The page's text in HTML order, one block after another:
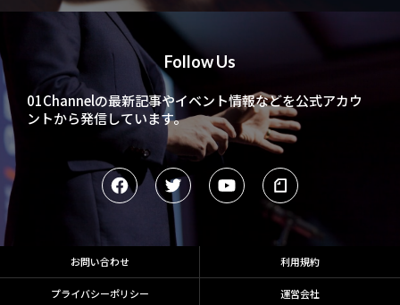
Follow Us
01Channelの最新記事やイベント情報などを公式アカウ
ントから発信しています。
お問い合わせ 利用規約
プライバシーポリシー 運営会社